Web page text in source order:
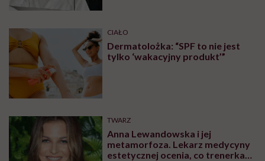
CIAŁO
Dermatolożka: “SPF to nie jest
tylko ‘wakacyjny produkt’”
TWARZ
Anna Lewandowska i jej
metamorfoza. Lekarz medycyny
estetycznej ocenia, co trenerka